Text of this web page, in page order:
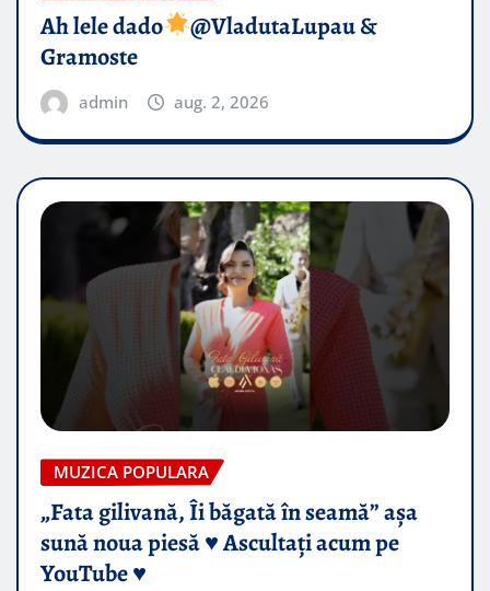
Ah lele dado​
@VladutaLupau &
Gramoste
admin aug. 2, 2026
MUZICA POPULARA
„Fata gilivană, Îi băgată în seamă” așa
sună noua piesă ♥️ Ascultați acum pe
YouTube ♥️